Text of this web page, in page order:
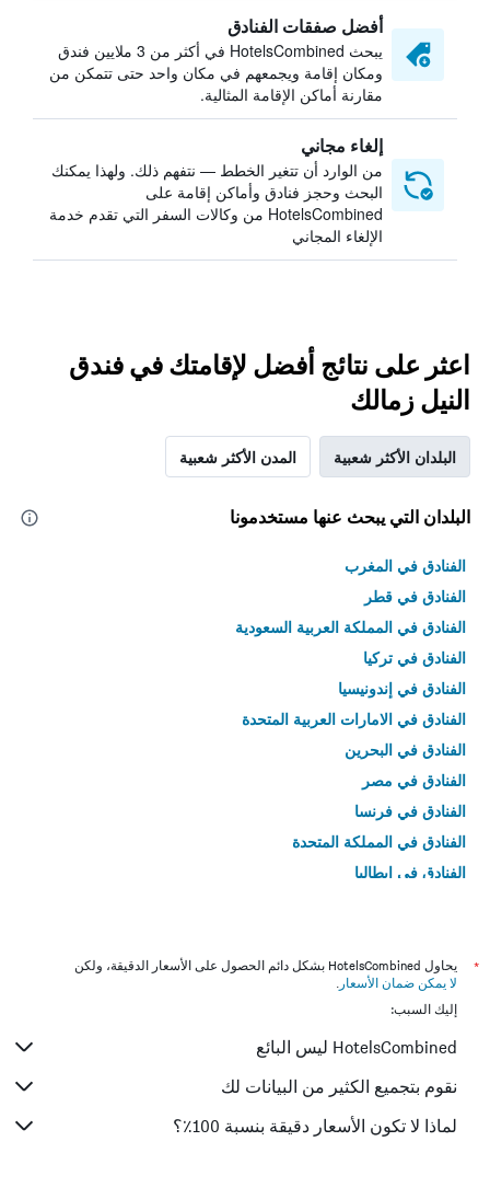
أفضل صفقات الفنادق
يبحث HotelsCombined في أكثر من 3 ملايين فندق
ومكان إقامة ويجمعهم في مكان واحد حتى تتمكن من
مقارنة أماكن الإقامة المثالية.
إلغاء مجاني
من الوارد أن تتغير الخطط — نتفهم ذلك. ولهذا يمكنك
البحث وحجز فنادق وأماكن إقامة على
HotelsCombined من وكالات السفر التي تقدم خدمة
الإلغاء المجاني
اعثر على نتائج أفضل لإقامتك في فندق
النيل زمالك
البلدان الأكثر شعبية المدن الأكثر شعبية
البلدان التي يبحث عنها مستخدمونا
الفنادق في المغرب
الفنادق في قطر
الفنادق في المملكة العربية السعودية
الفنادق في تركيا
الفنادق في إندونيسيا
الفنادق في الامارات العربية المتحدة
الفنادق في البحرين
الفنادق في مصر
الفنادق في فرنسا
الفنادق في المملكة المتحدة
الفنادق في إيطاليا
*
يحاول HotelsCombined بشكل دائم الحصول على الأسعار الدقيقة، ولكن
لا يمكن ضمان الأسعار .
إليك السبب:
HotelsCombined ليس البائع
نقوم بتجميع الكثير من البيانات لك
لماذا لا تكون الأسعار دقيقة بنسبة 100٪؟